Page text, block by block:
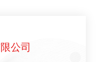
公司